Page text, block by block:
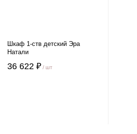
Шкаф 1-ств детский Эра
Натали
36 622 ₽ / шт